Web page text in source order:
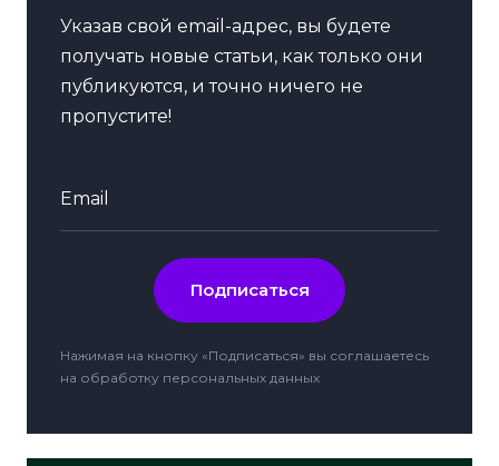
Указав свой email-адрес, вы будете
получать новые статьи, как только они
публикуются, и точно ничего не
пропустите!
Подписаться
Нажимая на кнопку «Подписаться» вы соглашаетесь
на обработку персональных данных